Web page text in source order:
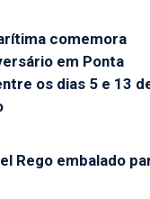
comemora
em Ponta
os dias 5 e 13
Rego embalado